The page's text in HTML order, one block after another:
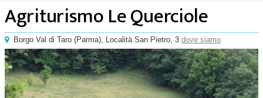
Agriturismo Le Querciole
Borgo Val di Taro (Parma), Località San Pietro, 3 dove siamo